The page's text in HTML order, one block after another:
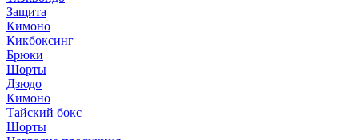
Защита
Кимоно
Кикбоксинг
Брюки
Шорты
Дзюдо
Кимоно
Тайский бокс
Шорты